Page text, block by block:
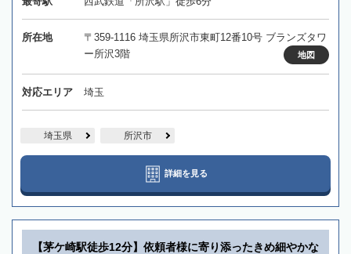
所在地
〒359-1116 埼玉県所沢市東町12番10号 ブランズタワ
ー所沢3階
地図
対応エリア 埼玉
埼玉県 所沢市
詳細を見る
【茅ケ崎駅徒歩12分】依頼者様に寄り添ったきめ細やかな